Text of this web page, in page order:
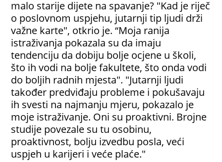
malo starije dijete na spavanje? "Kad je riječ
o poslovnom uspjehu, jutarnji tip ljudi drži
važne karte", otkrio je. “Moja ranija
istraživanja pokazala su da imaju
tendenciju da dobiju bolje ocjene u školi,
što ih vodi na bolje fakultete, što onda vodi
do boljih radnih mjesta". "Jutarnji ljudi
također predviđaju probleme i pokušavaju
ih svesti na najmanju mjeru, pokazalo je
moje istraživanje. Oni su proaktivni. Brojne
studije povezale su tu osobinu,
proaktivnost, bolju izvedbu posla, veći
uspjeh u karijeri i veće plaće."